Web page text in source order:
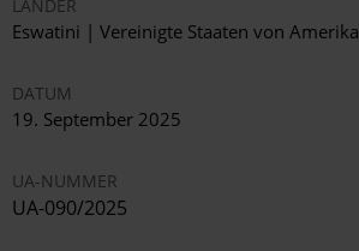
LÄNDER
Eswatini | Vereinigte Staaten von Amerika
DATUM
19. September 2025
UA-NUMMER
UA-090/2025